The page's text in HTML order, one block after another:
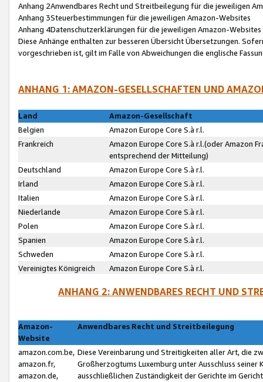
Anhang 2Anwendbares Recht und Streitbeilegung für die jeweiligen
Anhang 3Steuerbestimmungen für die jeweiligen Amazon-Websites
Anhang 4Datenschutzerklärungen für die jeweiligen Amazon-Websites
Diese Anhänge enthalten zur besseren Übersicht Übersetzungen.
vorgeschrieben ist, gilt im Falle von Abweichungen die englische
ANHANG 1: AMAZON-GESELLSCHAFTEN UND
Land
Amazon-Gesellschaft
Belgien
Amazon Europe Core S.à r.l.
Frankreich
Amazon Europe Core S.à r.l.(oder Amazon
entsprechend der Mitteilung)
Deutschland
Amazon Europe Core S.à r.l.
Irland
Amazon Europe Core S.à r.l.
Italien
Amazon Europe Core S.à r.l.
Niederlande
Amazon Europe Core S.à r.l.
Polen
Amazon Europe Core S.à r.l.
Spanien
Amazon Europe Core S.à r.l.
Schweden
Amazon Europe Core S.à r.l.
Vereinigtes Königreich
Amazon Europe Core S.à r.l.
ANHANG 2: ANWENDBARES RECHT UND
Amazon-
Website
Anwendbares Recht und Streitbeilegung
amazon.com.be,
amazon.fr,
amazon.de,
Diese Vereinbarung und Streitigkeiten aller Art, die
Großherzogtums Luxemburg unter Ausschluss
ausschließlichen Zuständigkeit der Gerichte im